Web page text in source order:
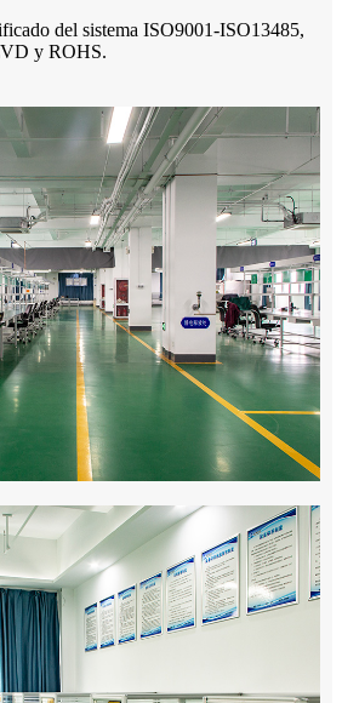
del sistema ISO9001-ISO13485,
y ROHS.